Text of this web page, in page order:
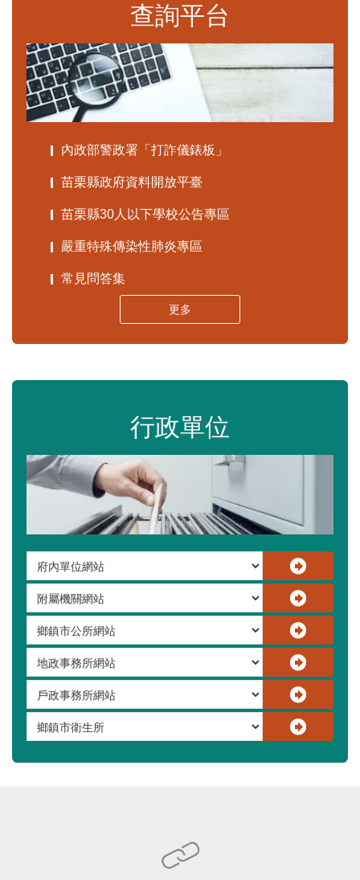
查詢平台
內政部警政署「打詐儀錶板」
苗栗縣政府資料開放平臺
苗栗縣30人以下學校公告專區
嚴重特殊傳染性肺炎專區
常見問答集
更多
行政單位